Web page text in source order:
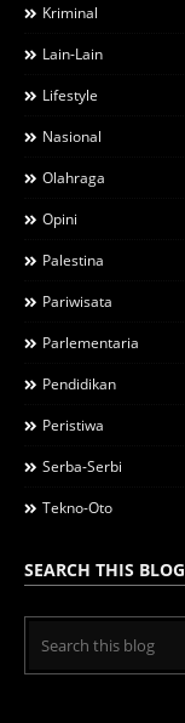
Kriminal
Lain-Lain
Lifestyle
Nasional
Olahraga
Opini
Palestina
Pariwisata
Parlementaria
Pendidikan
Peristiwa
Serba-Serbi
Tekno-Oto
SEARCH THIS BLOG